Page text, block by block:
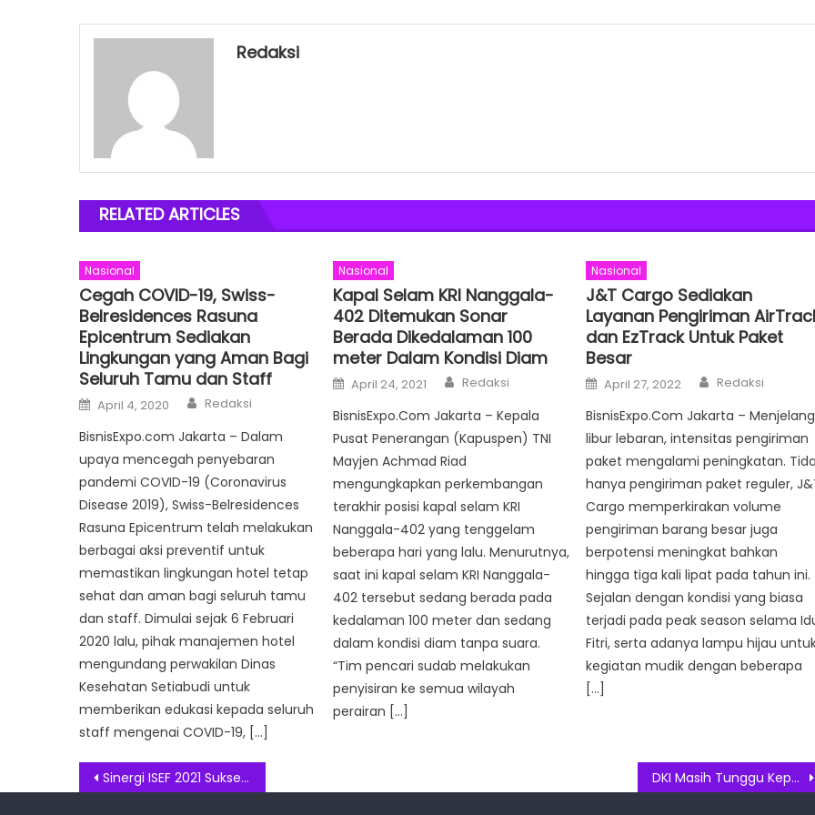
Redaksi
RELATED ARTICLES
Nasional
Cegah COVID-19, Swiss-
Belresidences Rasuna
Epicentrum Sediakan
Lingkungan yang Aman Bagi
Seluruh Tamu dan Staff
Posted
on
April 4, 2020 Author
Redaksi
BisnisExpo.com Jakarta – Dalam
upaya mencegah penyebaran
pandemi COVID-19 (Coronavirus
Disease 2019), Swiss-Belresidences
Rasuna Epicentrum telah melakukan
berbagai aksi preventif untuk
memastikan lingkungan hotel tetap
sehat dan aman bagi seluruh tamu
dan staff. Dimulai sejak 6 Februari
2020 lalu, pihak manajemen hotel
mengundang perwakilan Dinas
Kesehatan Setiabudi untuk
memberikan edukasi kepada seluruh
staff mengenai COVID-19, […]
Nasional
Kapal Selam KRI Nanggala-
402 Ditemukan Sonar
Berada Dikedalaman 100
meter Dalam Kondisi Diam
Posted
on
April 24, 2021 Author
Redaksi
BisnisExpo.Com Jakarta – Kepala
Pusat Penerangan (Kapuspen) TNI
Mayjen Achmad Riad
mengungkapkan perkembangan
terakhir posisi kapal selam KRI
Nanggala-402 yang tenggelam
beberapa hari yang lalu. Menurutnya,
saat ini kapal selam KRI Nanggala-
402 tersebut sedang berada pada
kedalaman 100 meter dan sedang
dalam kondisi diam tanpa suara.
“Tim pencari sudab melakukan
penyisiran ke semua wilayah
perairan […]
Nasional
J&T Cargo Sediakan
Layanan Pengiriman
dan EzTrack Untuk Paket
Besar
Posted
on
April 27, 2022 Author
Redaksi
BisnisExpo.Com Jakarta – Menjelang
libur lebaran, intensitas pengiriman
paket mengalami peningkatan.
hanya pengiriman paket reguler,
Cargo memperkirakan volume
pengiriman barang besar juga
berpotensi meningkat bahkan
hingga tiga kali lipat pada tahun ini.
Sejalan dengan kondisi yang biasa
terjadi pada peak season selama
Fitri, serta adanya lampu hijau
kegiatan mudik dengan beberapa
[…]
Post
Sinergi ISEF 2021 Sukses Menggiatkan Fesyen Muslim Indonesia DKI Masih Tunggu Keputusan Pusat Soal Perpanjangan PPKM